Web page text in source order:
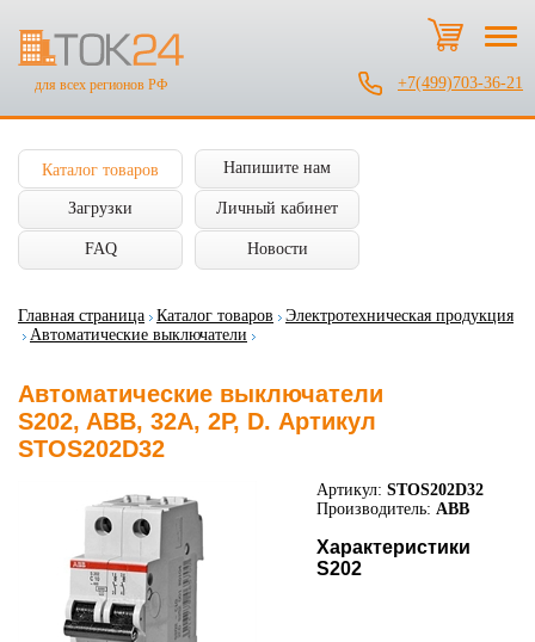
для всех регионов РФ +7(499)703-36-21
Каталог товаров Напишите нам
Загрузки Личный кабинет
FAQ Новости
Главная страница Каталог товаров
Электротехническая продукция
Автоматические выключатели
Автоматические выключатели
S202, ABB, 32А, 2P, D. Артикул
STOS202D32
Артикул: STOS202D32
Производитель: ABB
Характеристики
S202